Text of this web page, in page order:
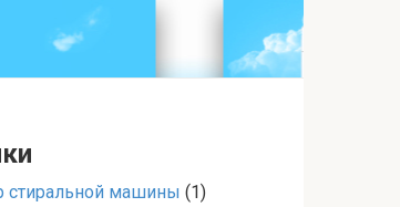
стиральной машины (1)